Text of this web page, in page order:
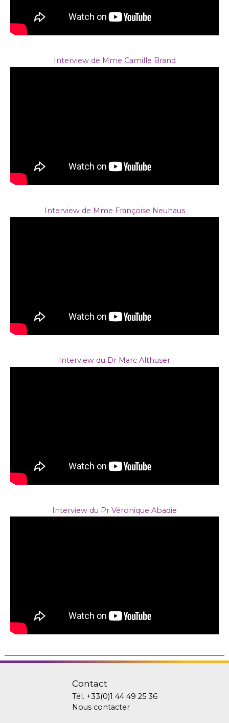
Interview de Mme Camille Brand
Interview de Mme Françoise Neuhaus
Interview du Dr Marc Althuser
Interview du Pr Véronique Abadie
Contact
Tél. +33(0)1 44 49 25 36
Nous contacter